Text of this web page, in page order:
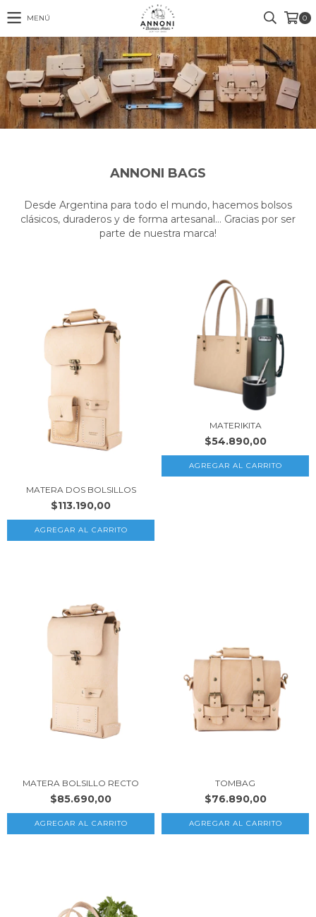
MENÚ 0
ANNONI BAGS
Desde Argentina para todo el mundo, hacemos bolsos
clásicos, duraderos y de forma artesanal… Gracias por ser
parte de nuestra marca!
MATERA DOS BOLSILLOS
$113.190,00
MATERIKITA
$54.890,00
MATERA BOLSILLO RECTO
$85.690,00
TOMBAG
$76.890,00